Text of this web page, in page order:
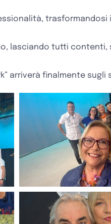
trasformandosi
lasciando tutti
arriverà finalmente sugli